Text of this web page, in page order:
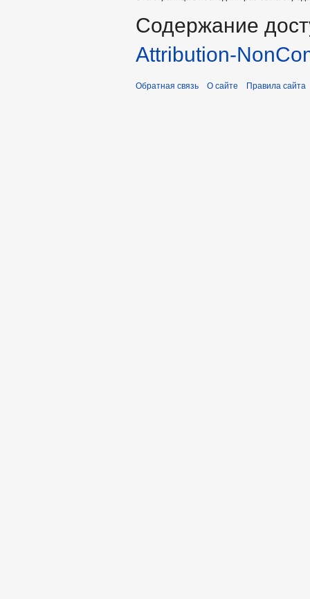
Содержание
Attribution-
Обратная связь О сайте Правила сайта